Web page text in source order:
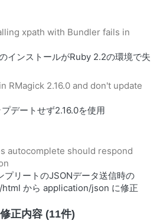
xpath with Bundler fails in
インストールがRuby 2.2の環境で失
RMagick 2.16.0 and don't update
デートせず2.16.0を使用
autocomplete should respond
プリートのJSONデータ送信時の
から application/json に修正
正内容 (11件)